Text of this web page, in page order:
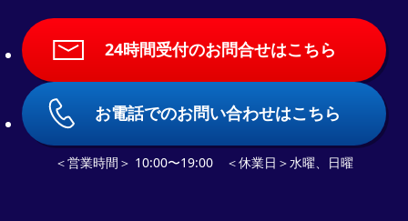
24時間受付のお問合せはこちら
お電話でのお問い合わせはこちら
＜営業時間＞ 10:00〜19:00 ＜休業日＞水曜、日曜